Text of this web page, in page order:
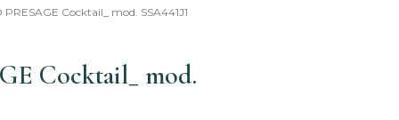
PRESAGE Cocktail_ mod. SSA441J1
Cocktail_ mod.
Il